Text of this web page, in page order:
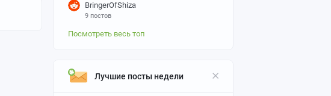
BringerOfShiza
9 постов
Посмотреть весь топ
Лучшие посты недели